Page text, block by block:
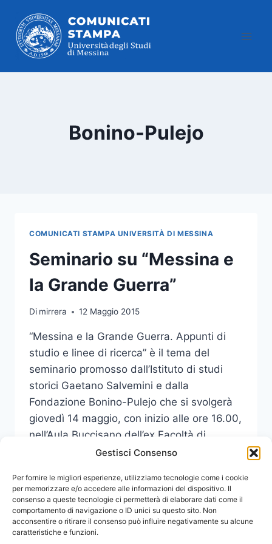
Gestisci Consenso
Per fornire le migliori esperienze, utilizziamo tecnologie come i cookie
per memorizzare e/o accedere alle informazioni del dispositivo. Il
consenso a queste tecnologie ci permetterà di elaborare dati come il
comportamento di navigazione o ID unici su questo sito. Non
acconsentire o ritirare il consenso può influire negativamente su alcune
caratteristiche e funzioni.
contenuto
Bonino-Pulejo
COMUNICATI STAMPA UNIVERSITÀ DI MESSINA
Seminario su “Messina e
la Grande Guerra”
Di mirrera 12 Maggio 2015
“Messina e la Grande Guerra. Appunti di
studio e linee di ricerca” è il tema del
seminario promosso dall’Istituto di studi
storici Gaetano Salvemini e dalla
Fondazione Bonino-Pulejo che si svolgerà
giovedì 14 maggio, con inizio alle ore 16.00,
nell’Aula Buccisano dell’ex Facoltà di
Scienze Politiche (Piazza XX Settembre).
LEGGI DI PIÙSEMINARIO
SU
“MESSINA
E
LA